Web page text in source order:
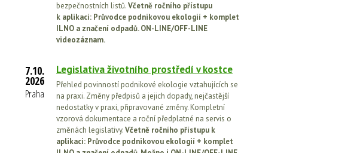
bezpečnostních listů.Včetně ročního přístupu
k aplikaci: Průvodce podnikovou ekologií + komplet
ILNO a značení odpadů. ON-LINE/OFF-LINE
videozáznam.
7.10.
2026
Praha
Legislativa životního prostředí v kostce
Přehled povinností podnikové ekologie vztahujících se
na praxi. Změny předpisů a jejich dopady, nejčastější
nedostatky v praxi, připravované změny. Kompletní
vzorová dokumentace a roční předplatné na servis o
změnách legislativy.Včetně ročního přístupu k
aplikaci: Průvodce podnikovou ekologií + komplet